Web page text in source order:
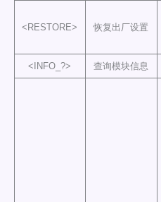
<RESTORE> 恢复出厂设置
<INFO_?> 查询模块信息